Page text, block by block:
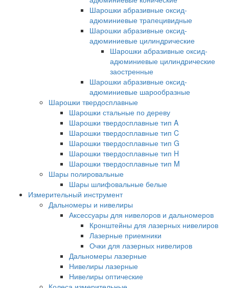
Шарошки абразивные оксид-
адюминиевые трапецивидные
Шарошки абразивные оксид-
адюминиевые цилиндрические
Шарошки абразивные оксид-
адюминиевые цилиндрические
заостренные
Шарошки абразивные оксид-
адюминиевые шарообразные
Шарошки твердосплавные
Шарошки стальные по дереву
Шарошки твердосплавные тип A
Шарошки твердосплавные тип C
Шарошки твердосплавные тип G
Шарошки твердосплавные тип H
Шарошки твердосплавные тип M
Шары полировальные
Шары шлифовальные белые
Измерительный инструмент
Дальномеры и нивелиры
Аксессуары для нивелоров и дальномеров
Кронштейны для лазерных нивелиров
Лазерные приемники
Очки для лазерных нивелиров
Дальномеры лазерные
Нивелиры лазерные
Нивелиры оптические